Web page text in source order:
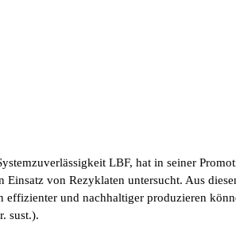
LBF, hat in seiner
von Rezyklaten untersucht. Aus
und nachhaltiger produzieren
sust.).